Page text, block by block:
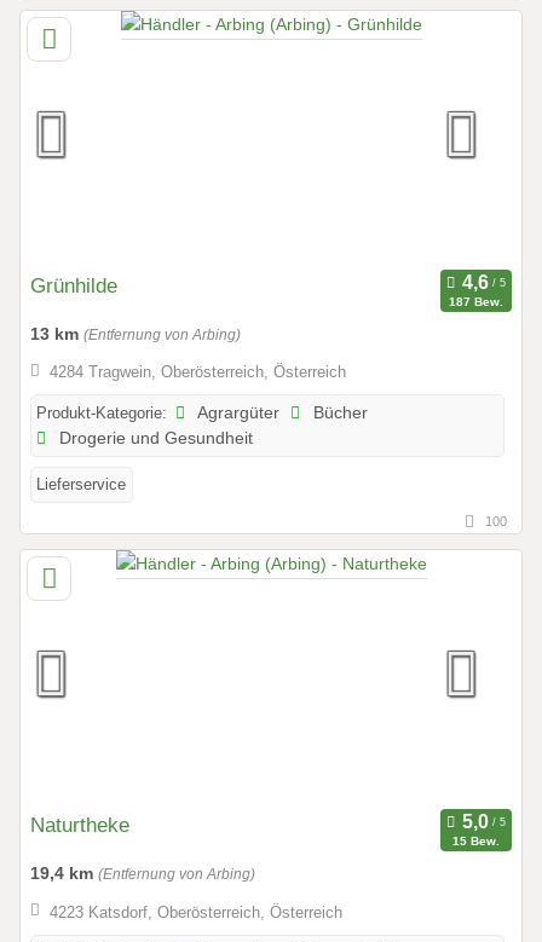
Grünhilde
187 Bew.
13 km (Entfernung von Arbing)
4284 Tragwein, Oberösterreich, Österreich
Produkt-Kategorie: Agrargüter
Bücher
Drogerie und Gesundheit
Lieferservice
100
Naturtheke
15 Bew.
19,4 km (Entfernung von Arbing)
4223 Katsdorf, Oberösterreich, Österreich